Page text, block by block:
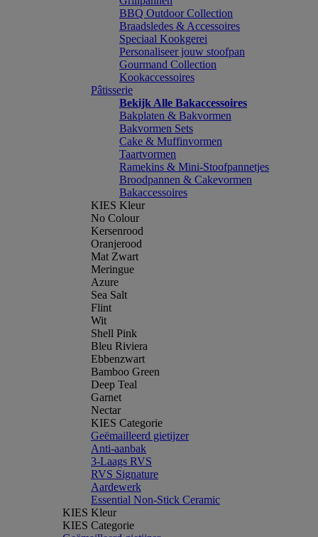
BBQ Outdoor Collection
Braadsledes & Accessoires
Speciaal Kookgerei
Personaliseer jouw stoofpan
Gourmand Collection
Kookaccessoires
Pâtisserie
Bekijk Alle Bakaccessoires
Bakplaten & Bakvormen
Bakvormen Sets
Cake & Muffinvormen
Taartvormen
Ramekins & Mini-Stoofpannetjes
Broodpannen & Cakevormen
Bakaccessoires
KIES Kleur
No Colour
Kersenrood
Oranjerood
Mat Zwart
Meringue
Azure
Sea Salt
Flint
Wit
Shell Pink
Bleu Riviera
Ebbenzwart
Bamboo Green
Deep Teal
Garnet
Nectar
KIES Categorie
Geëmailleerd gietijzer
Anti-aanbak
3-Laags RVS
RVS Signature
Aardewerk
Essential Non-Stick Ceramic
KIES Kleur
KIES Categorie